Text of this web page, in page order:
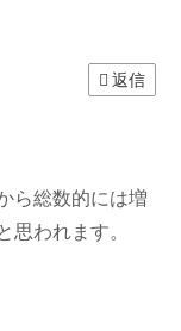
返信
ら総数的には増
思われます。